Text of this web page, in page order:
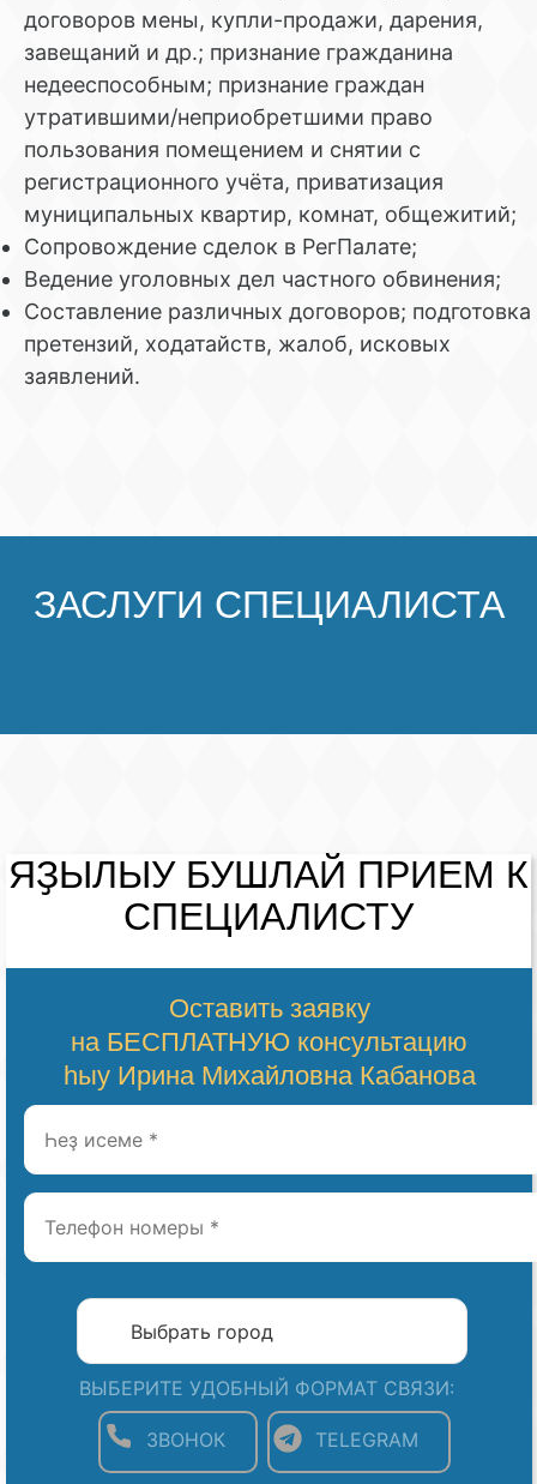
договоров мены, купли-продажи, дарения,
завещаний и др.; признание гражданина
недееспособным; признание граждан
утратившими/неприобретшими право
пользования помещением и снятии с
регистрационного учёта, приватизация
муниципальных квартир, комнат, общежитий;
Сопровождение сделок в РегПалате;
Ведение уголовных дел частного обвинения;
Составление различных договоров; подготовка
претензий, ходатайств, жалоб, исковых
заявлений.
ЗАСЛУГИ СПЕЦИАЛИСТА
ЯҘЫЛЫУ БУШЛАЙ ПРИЕМ К
СПЕЦИАЛИСТУ
Оставить заявку
на БЕСПЛАТНУЮ консультацию
һыу Ирина Михайловна Кабанова
ВЫБЕРИТЕ УДОБНЫЙ ФОРМАТ СВЯЗИ:
ЗВОНОК TELEGRAM